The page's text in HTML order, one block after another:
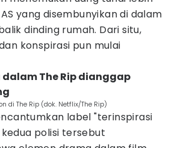
yang disembunyikan di dalam
dinding rumah. Dari situ,
konspirasi pun mulai
dalam The Rip dianggap
di The Rip (dok. Netflix/The Rip)
label "terinspirasi
polisi tersebut